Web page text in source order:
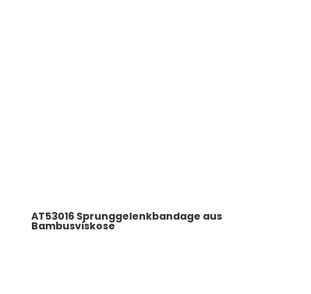
AT53016 Sprunggelenkbandage aus
Bambusviskose